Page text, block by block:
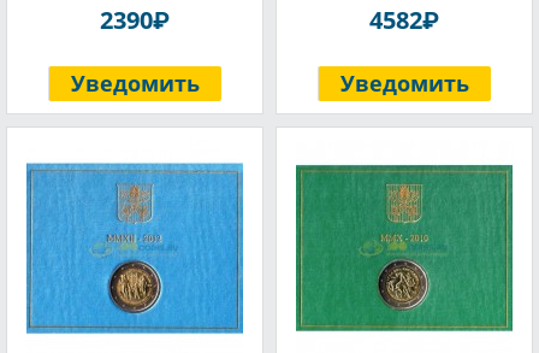
2390P
Уведомить
4582P
Уведомить